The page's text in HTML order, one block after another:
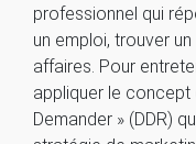
professionnel qui
un emploi, trouver
affaires. Pour
appliquer le concept
Demander » (DDR)